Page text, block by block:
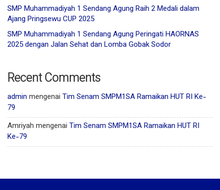
SMP Muhammadiyah 1 Sendang Agung Raih 2 Medali dalam
Ajang Pringsewu CUP 2025
SMP Muhammadiyah 1 Sendang Agung Peringati HAORNAS
2025 dengan Jalan Sehat dan Lomba Gobak Sodor
Recent Comments
admin mengenai Tim Senam SMPM1SA Ramaikan HUT RI Ke-
79
Amriyah mengenai Tim Senam SMPM1SA Ramaikan HUT RI
Ke-79